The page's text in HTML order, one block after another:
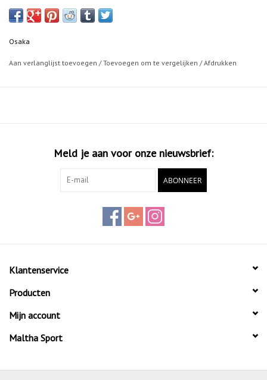
Osaka
Aan verlanglijst toevoegen /Toevoegen om te vergelijken /Afdrukken
Meld je aan voor onze nieuwsbrief:
ABONNEER
Klantenservice
Producten
Mijn account
Maltha Sport